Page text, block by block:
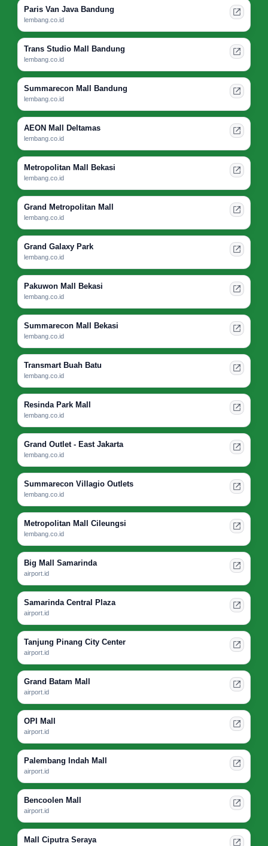
Paris Van Java Bandung
lembang.co.id
Trans Studio Mall Bandung
lembang.co.id
Summarecon Mall Bandung
lembang.co.id
AEON Mall Deltamas
lembang.co.id
Metropolitan Mall Bekasi
lembang.co.id
Grand Metropolitan Mall
lembang.co.id
Grand Galaxy Park
lembang.co.id
Pakuwon Mall Bekasi
lembang.co.id
Summarecon Mall Bekasi
lembang.co.id
Transmart Buah Batu
lembang.co.id
Resinda Park Mall
lembang.co.id
Grand Outlet - East Jakarta
lembang.co.id
Summarecon Villagio Outlets
lembang.co.id
Metropolitan Mall Cileungsi
lembang.co.id
Big Mall Samarinda
airport.id
Samarinda Central Plaza
airport.id
Tanjung Pinang City Center
airport.id
Grand Batam Mall
airport.id
OPI Mall
airport.id
Palembang Indah Mall
airport.id
Bencoolen Mall
airport.id
Mall Ciputra Seraya